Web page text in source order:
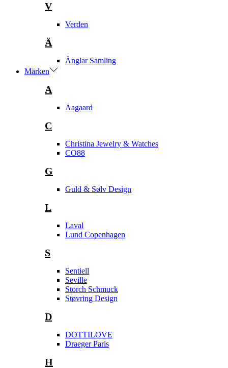
V
Verden
Ä
Änglar Samling
Märken
A
Aagaard
C
Christina Jewelry & Watches
CO88
G
Guld & Sølv Design
L
Laval
Lund Copenhagen
S
Sentiell
Seville
Storch Schmuck
Støvring Design
D
DOTTILOVE
Draeger Paris
H